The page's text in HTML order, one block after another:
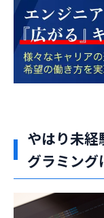
やはり未経
グラミング